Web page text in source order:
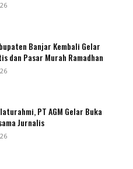
Banjar Kembali Gelar
dan Pasar Murah Ramadhan
PT AGM Gelar Buka
Jurnalis